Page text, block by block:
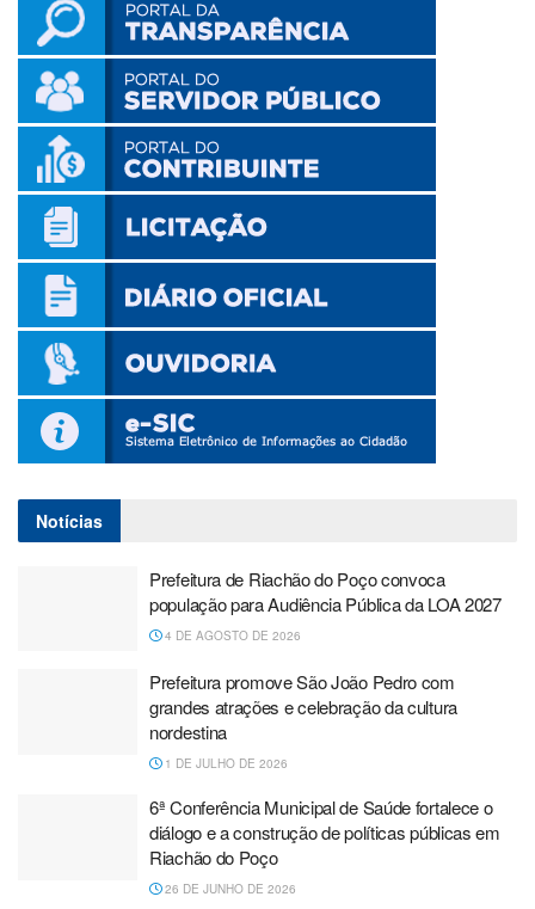
Notícias
Prefeitura de Riachão do Poço convoca
população para Audiência Pública da LOA 2027
4 DE AGOSTO DE 2026
Prefeitura promove São João Pedro com
grandes atrações e celebração da cultura
nordestina
1 DE JULHO DE 2026
6ª Conferência Municipal de Saúde fortalece o
diálogo e a construção de políticas públicas em
Riachão do Poço
26 DE JUNHO DE 2026